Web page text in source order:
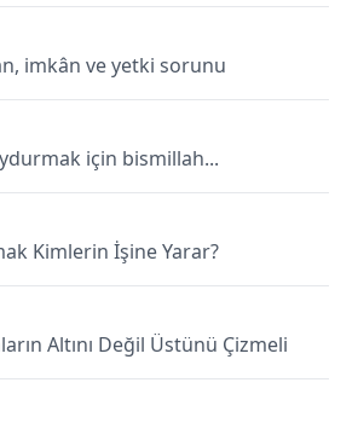
imkân ve yetki sorunu
için bismillah...
Kimlerin İşine Yarar?
Altını Değil Üstünü Çizmeli